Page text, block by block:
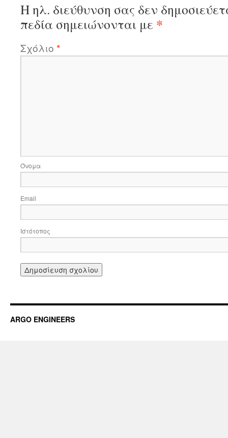
Η ηλ. διεύθυνση σας δεν
πεδία σημειώνονται με *
Σχόλιο *
Όνομα
Email
Ιστότοπος
ARGO ENGINEERS